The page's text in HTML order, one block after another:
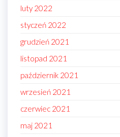
luty 2022
styczeń 2022
grudzień 2021
listopad 2021
październik 2021
wrzesień 2021
czerwiec 2021
maj 2021